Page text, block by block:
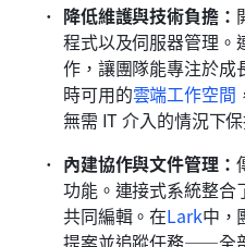
降低維護與技術負擔：
程式以及伺服器管理。
作，讓團隊能專注於成
時可用的雲端工作空間
無需 IT 介入的情況下
內建協作與文件管理：
功能。連接式系統整合
共同編輯。在Lark中，
提案並追蹤任務——全